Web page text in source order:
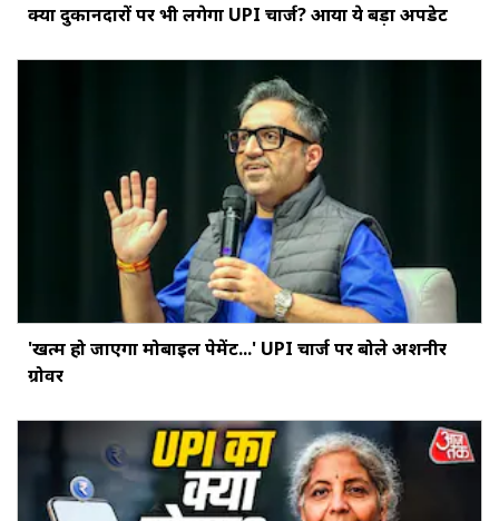
क्‍या दुकानदारों पर भी लगेगा UPI चार्ज? आया ये बड़ा अपडेट
'खत्‍म हो जाएगा मोबाइल पेमेंट...' UPI चार्ज पर बोले अशनीर
ग्रोवर